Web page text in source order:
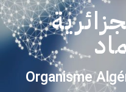
Organisme